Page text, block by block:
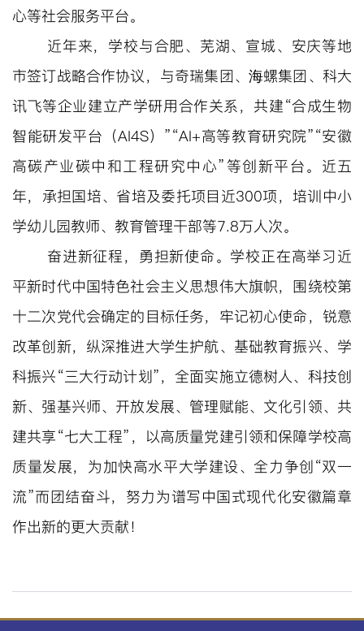
心等社会服务平台。
近年来，学校与合肥、芜湖、宣城、安庆等地
市签订战略合作协议，与奇瑞集团 、海螺集团、科大
讯飞等企业建立产学研用合作关系，共建“合成生物
智能研发平台（AI4S）”“AI+高等教育研究院”“安徽
高碳产业碳中和工程研究中心”等创新平台。近五
年，承担国培、省培及委托项目 近300项，培训中小
学幼儿园教师、教育管理干部等7.8万人次。
奋进新征程，勇担新使命。学校正在高举习近
平新时代中国特色社会主义思想伟大旗帜，围绕校第
十二次党代会确定的目标任务，牢记初心使命，锐意
改革创新，纵深推进大学生护航、基础教育振兴、学
科振兴“三大行动计划”，全面实施立德树人、科技创
新、强基兴师、开放发展、管理赋能、文化引领、共
建共享“七大工程”，以高质量党建引领和保障学校高
质量发展，为加快高水平大学建设、全力争创“双一
流”而团结奋斗，努力为谱写中国式现代化安徽篇章
作出新的更大贡献！